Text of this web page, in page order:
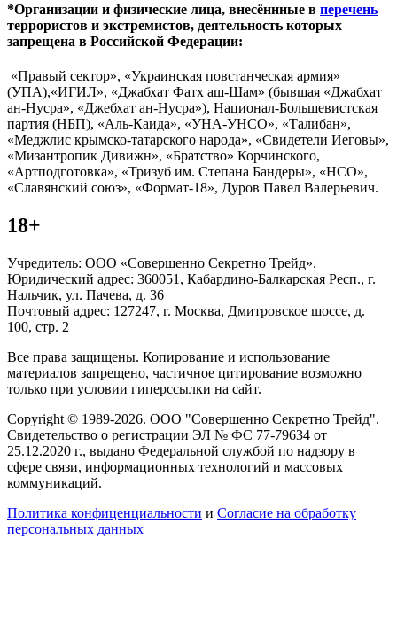
*Организации и физические лица, внесённные в перечень
террористов и экстремистов, деятельность которых
запрещена в Российской Федерации:
«Правый сектор», «Украинская повстанческая армия»
(УПА),«ИГИЛ», «Джабхат Фатх аш-Шам» (бывшая «Джабхат
ан-Нусра», «Джебхат ан-Нусра»), Национал-Большевистская
партия (НБП), «Аль-Каида», «УНА-УНСО», «Талибан»,
«Меджлис крымско-татарского народа», «Свидетели Иеговы»,
«Мизантропик Дивижн», «Братство» Корчинского,
«Артподготовка», «Тризуб им. Степана Бандеры», «НСО»,
«Славянский союз», «Формат-18», Дуров Павел Валерьевич.
18+
Учредитель: ООО «Совершенно Секретно Трейд».
Юридический адрес: 360051, Кабардино-Балкарская Респ., г.
Нальчик, ул. Пачева, д. 36
Почтовый адрес: 127247, г. Москва, Дмитровское шоссе, д.
100, стр. 2
Все права защищены. Копирование и использование
материалов запрещено, частичное цитирование возможно
только при условии гиперссылки на сайт.
Copyright © 1989-2026. ООО "Совершенно Секретно Трейд".
Свидетельство о регистрации ЭЛ № ФС 77-79634 от
25.12.2020 г., выдано Федеральной службой по надзору в
сфере связи, информационных технологий и массовых
коммуникаций.
Политика конфиценциальности и Согласие на обработку
персональных данных